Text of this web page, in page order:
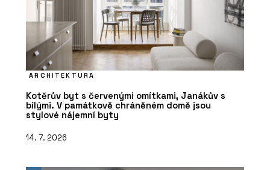
ARCHITEKTURA
Kotěrův byt s červenými omítkami, Janákův s
bílými. V památkově chráněném domě jsou
stylové nájemní byty
14. 7. 2026